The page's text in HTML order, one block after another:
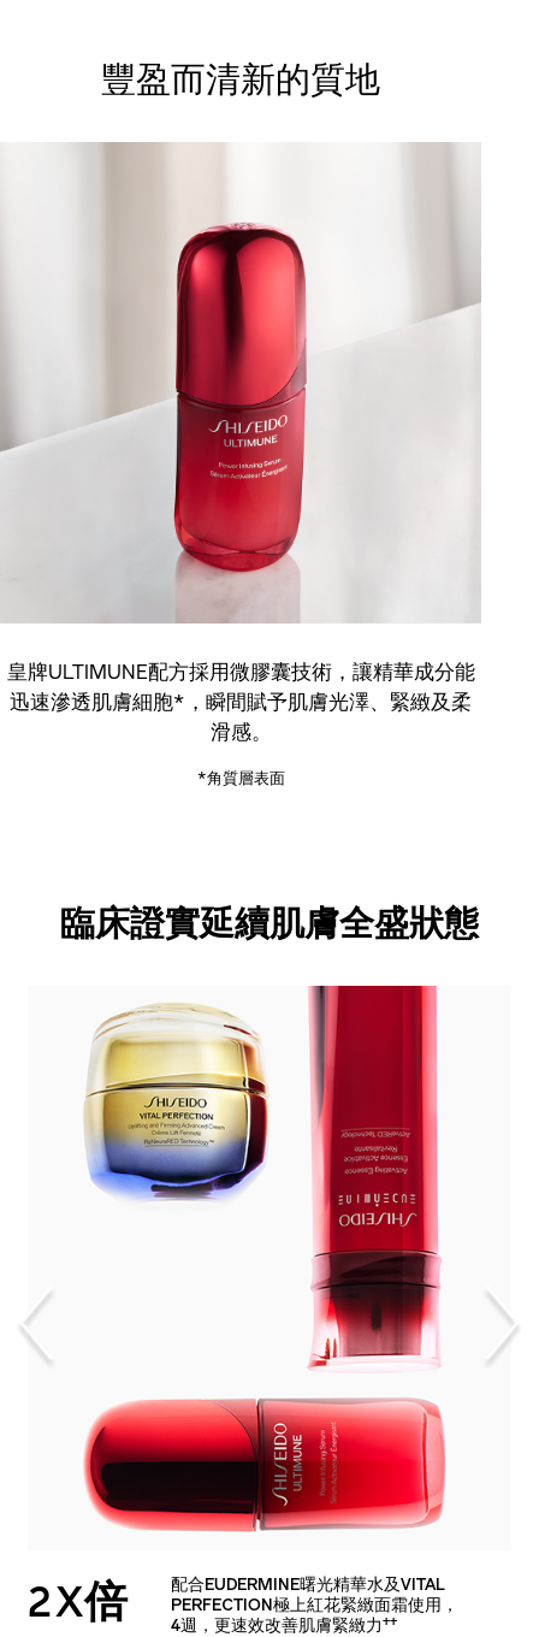
豐盈而清新的質地
皇牌ULTIMUNE配方採用微膠囊技術，讓精華成分能
迅速滲透肌膚細胞*，瞬間賦予肌膚光澤、緊緻及柔
滑感。
*角質層表面
臨床證實延續肌膚全盛狀態
1.7X倍
配合EUDERMINE曙光精華水使用，
4週提升肌膚免疫防禦力+
臨床證實延續肌膚全盛狀態
2X倍
配合EUDERMINE曙光精華水及VITAL
PERFECTION極上紅花緊緻面霜使用，
4週，更速效改善肌膚緊緻力++